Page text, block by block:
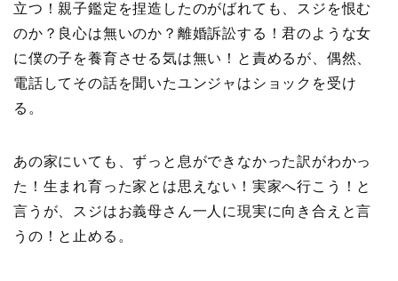
立つ！親子鑑定を捏造したのがばれても、スジを恨む
のか？良心は無いのか？離婚訴訟する！君のような女
に僕の子を養育させる気は無い！と責めるが、偶然、
電話してその話を聞いたユンジャはショックを受け
る。
あの家にいても、ずっと息ができなかった訳がわかっ
た！生まれ育った家とは思えない！実家へ行こう！と
言うが、スジはお義母さん一人に現実に向き合えと言
うの！と止める。